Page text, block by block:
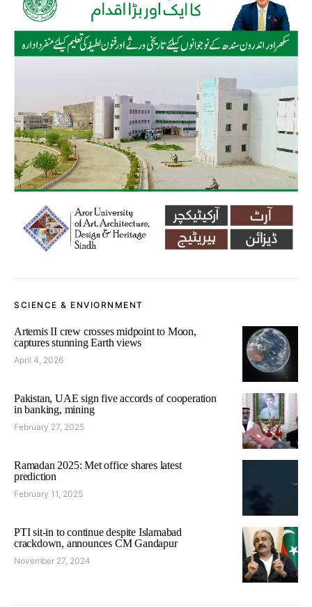
SCIENCE & ENVIORNMENT
Artemis II crew crosses midpoint to Moon,
captures stunning Earth views
April 4, 2026
Pakistan, UAE sign five accords of cooperation
in banking, mining
February 27, 2025
Ramadan 2025: Met office shares latest
prediction
February 11, 2025
PTI sit-in to continue despite Islamabad
crackdown, announces CM Gandapur
November 27, 2024